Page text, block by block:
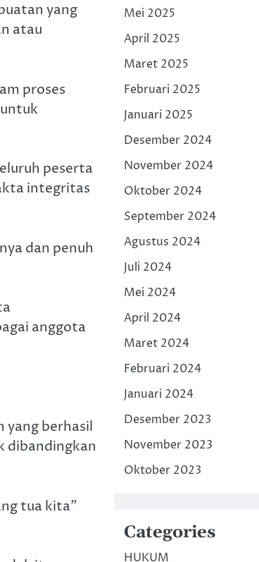
yang
atau
proses
peserta
integritas
dan penuh
anggota
yang berhasil
dibandingkan
tua kita”
Mei 2025
April 2025
Maret 2025
Februari 2025
Januari 2025
Desember 2024
November 2024
Oktober 2024
September 2024
Agustus 2024
Juli 2024
Mei 2024
April 2024
Maret 2024
Februari 2024
Januari 2024
Desember 2023
November 2023
Oktober 2023
Categories
HUKUM